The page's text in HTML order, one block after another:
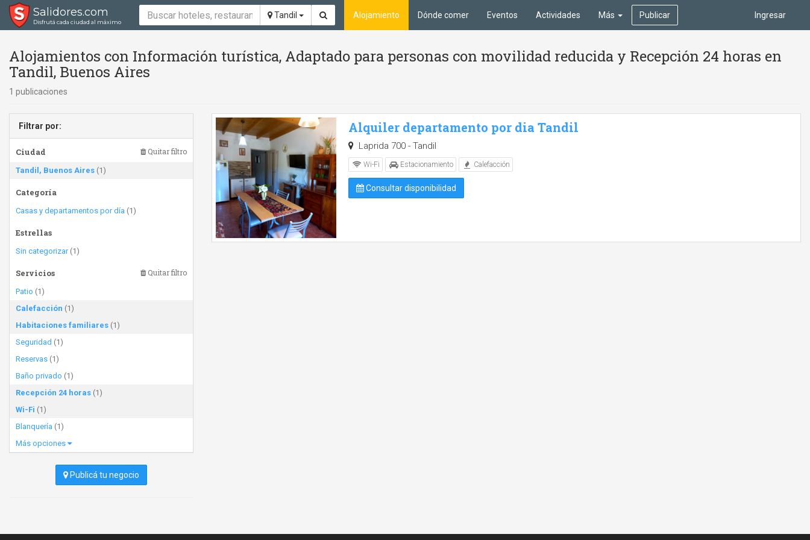
Salidores.com
Disfrutá cada ciudad al máximo
Tandil Ingresar
Alojamiento Dónde comer Eventos Actividades Más Publicar
Alojamientos con Información turística, Adaptado para personas con movilidad reducida y Recepción 24 horas en
Tandil, Buenos Aires
1 publicaciones
Filtrar por:
Ciudad Quitar filtro
Tandil, Buenos Aires (1)
Categoría
Casas y departamentos por día (1)
Estrellas
Sin categorizar(1)
Servicios Quitar filtro
Patio (1)
Calefacción (1)
Habitaciones familiares (1)
Seguridad (1)
Reservas (1)
Baño privado (1)
Recepción 24 horas (1)
Wi-Fi (1)
Blanquería (1)
Más opciones
Publicá tu negocio
Alquiler departamento por dia Tandil
Laprida 700 - Tandil
Wi-Fi Estacionamiento Calefacción
Consultar disponibilidad